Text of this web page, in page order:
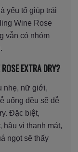
yếu tố giúp trải
Wine Rose
vẫn có nhóm
EXTRA DRY?
nhẹ, nữ giới,
uống đều sẽ dễ
Đặc biệt,
vị thanh mát,
ngọt sẽ thấy